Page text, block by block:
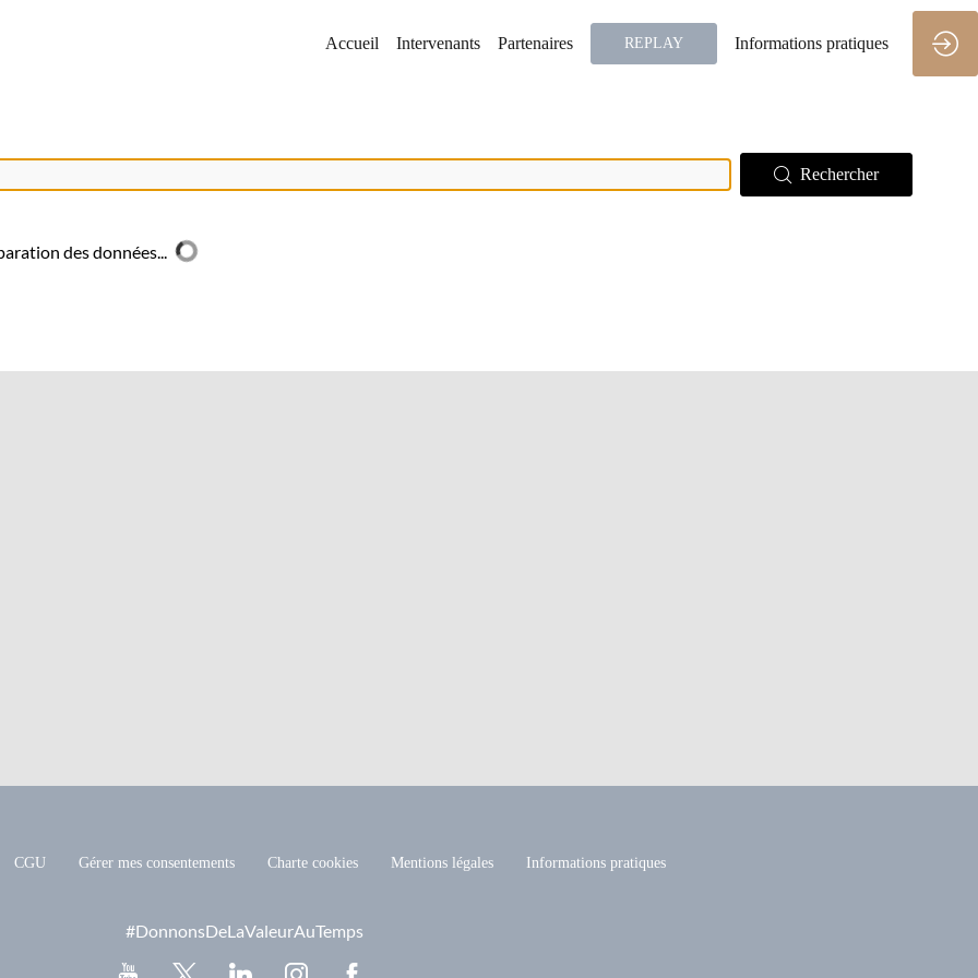
Accueil Intervenants Partenaires REPLAY Informations pratiques
Rechercher
des données...
CGU Gérer mes consentements Charte cookies Mentions légales Informations pratiques
#DonnonsDeLaValeurAuTemps